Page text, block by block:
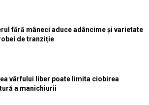
fără mâneci aduce adâncime și varietate
de tranziție
vârfului liber poate limita ciobirea
a manichiurii